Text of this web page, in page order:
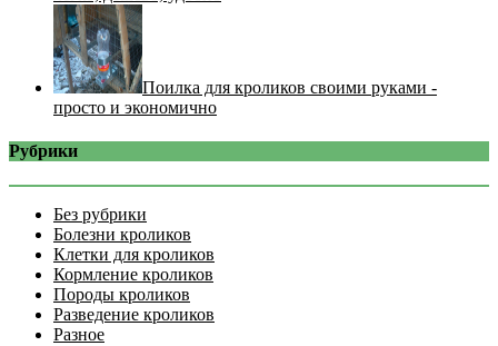
Поилка для кроликов своими руками -
просто и экономично
Рубрики
Без рубрики
Болезни кроликов
Клетки для кроликов
Кормление кроликов
Породы кроликов
Разведение кроликов
Разное